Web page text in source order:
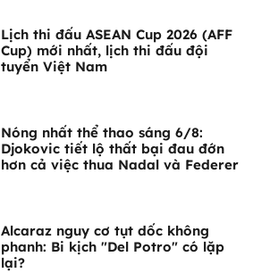
Lịch thi đấu ASEAN Cup 2026 (AFF
Cup) mới nhất, lịch thi đấu đội
tuyển Việt Nam
Nóng nhất thể thao sáng 6/8:
Djokovic tiết lộ thất bại đau đớn
hơn cả việc thua Nadal và Federer
Alcaraz nguy cơ tụt dốc không
phanh: Bi kịch "Del Potro" có lặp
lại?